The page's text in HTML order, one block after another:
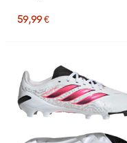
Enfants Blanc Bleu Bleu
59,99 €